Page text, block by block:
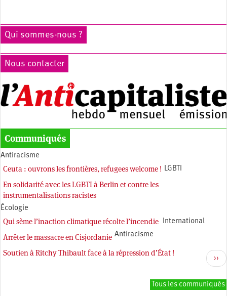
Qui sommes-nous ?
Nous contacter
Communiqués
Antiracisme
Ceuta : ouvrons les frontières, refugees welcome ! LGBTI
En solidarité avec les LGBTI à Berlin et contre les
instrumentalisations racistes
Écologie
Qui sème l’inaction climatique récolte l’incendie International
Arrêter le massacre en Cisjordanie Antiracisme
Soutien à Ritchy Thibault face à la répression d’État !
Pagination ››
Tous les communiqués